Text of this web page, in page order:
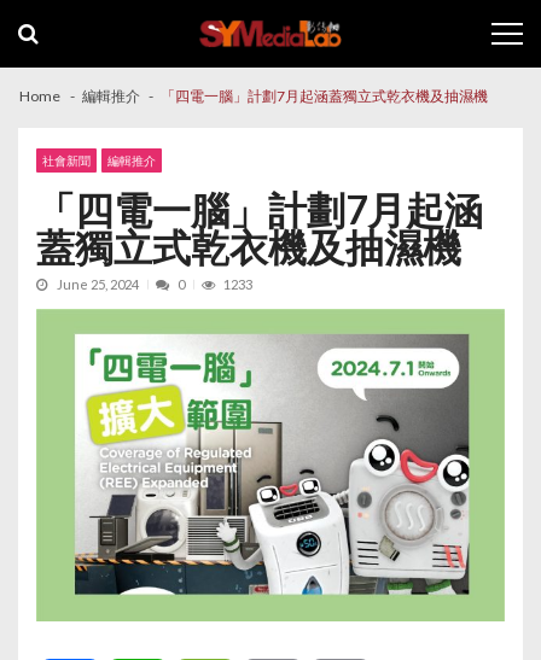
navigation
content
Home 編輯推介 「四電一腦」計劃7月起涵蓋獨立式乾衣機及抽濕機
社會新聞 編輯推介
「四電一腦」計劃7月起涵
蓋獨立式乾衣機及抽濕機
June 25, 2024 0 1233